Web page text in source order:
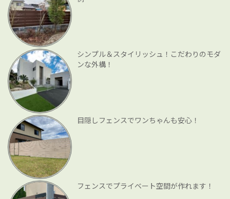
シンプル＆スタイリッシュ！こだわりのモダ
ンな外構！
目隠しフェンスでワンちゃんも安心！
フェンスでプライベート空間が作れます！